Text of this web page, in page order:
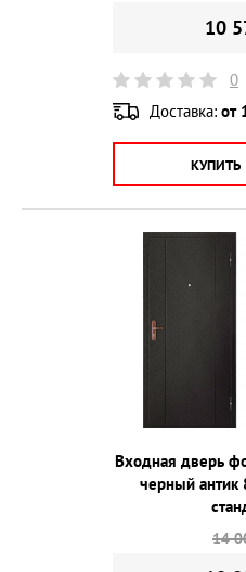
10
0
Доставка: от
КУПИТЬ
Входная дверь
черный
14